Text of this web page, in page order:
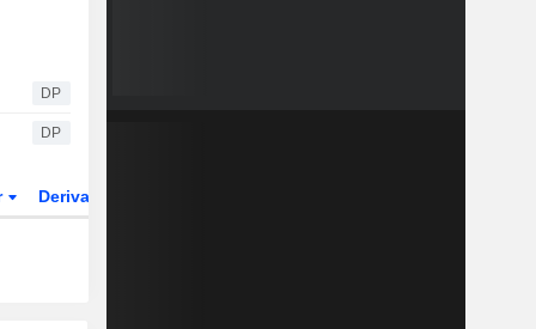
DP
DP
Derivate